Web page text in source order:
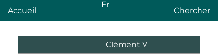
Accueil
Fr
Chercher
Clément V